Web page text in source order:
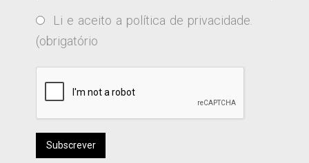
Li e aceito a política de privacidade
(obrigatório
Subscrever